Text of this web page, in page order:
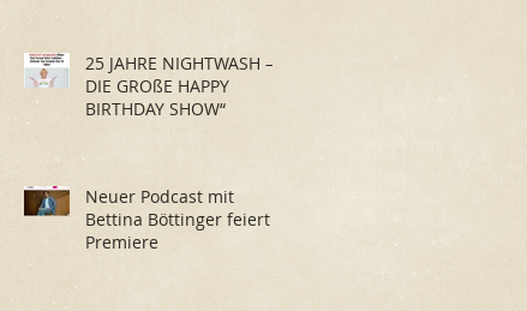
25 JAHRE NIGHTWASH –
DIE GROßE HAPPY
BIRTHDAY SHOW“
Neuer Podcast mit
Bettina Böttinger feiert
Premiere